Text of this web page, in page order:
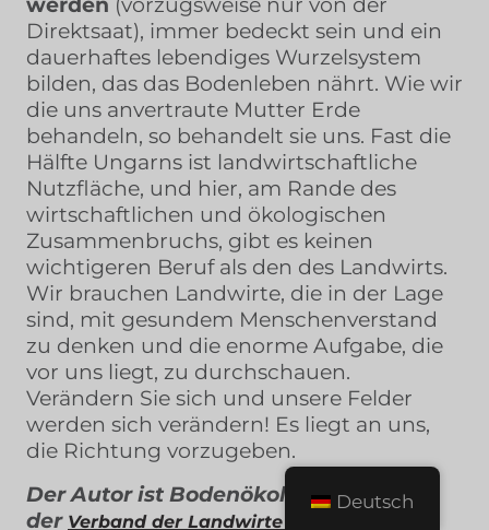
Direktsaat), immer bedeckt sein und ein
dauerhaftes lebendiges Wurzelsystem
bilden, das das Bodenleben nährt. Wie wir
die uns anvertraute Mutter Erde
behandeln, so behandelt sie uns. Fast die
Hälfte Ungarns ist landwirtschaftliche
Nutzfläche, und hier, am Rande des
wirtschaftlichen und ökologischen
Zusammenbruchs, gibt es keinen
wichtigeren Beruf als den des Landwirts.
Wir brauchen Landwirte, die in der Lage
sind, mit gesundem Menschenverstand
zu denken und die enorme Aufgabe, die
vor uns liegt, zu durchschauen.
Verändern Sie sich und unsere Felder
werden sich verändern! Es liegt an uns,
die Richtung vorzugeben.
Der Autor ist Bodenökologe an
der Verband der Landwirte für
Deutsch